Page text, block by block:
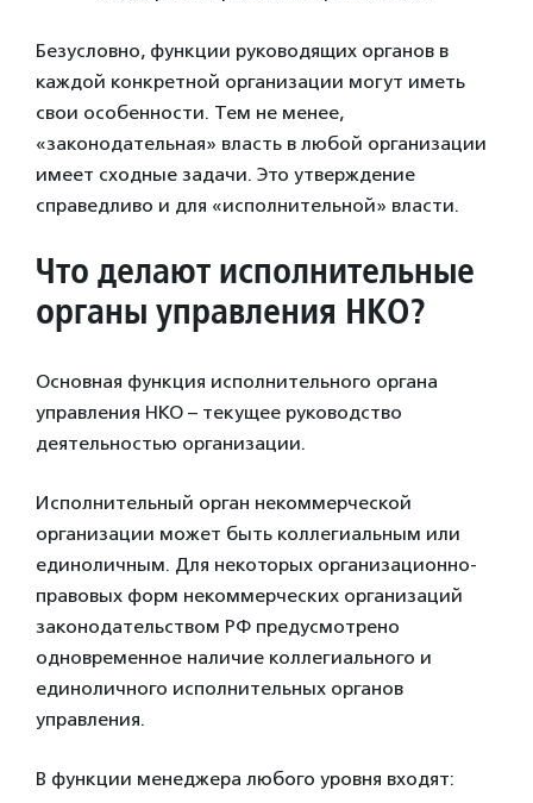
Безусловно, функции руководящих органов в
каждой конкретной организации могут иметь
свои особенности. Тем не менее,
«законодательная» власть в любой организации
имеет сходные задачи. Это утверждение
справедливо и для «исполнительной» власти.
Что делают исполнительные
органы управления НКО?
Основная функция исполнительного органа
управления НКО – текущее руководство
деятельностью организации.
Исполнительный орган некоммерческой
организации может быть коллегиальным или
единоличным. Для некоторых организационно-
правовых форм некоммерческих организаций
законодательством РФ предусмотрено
одновременное наличие коллегиального и
единоличного исполнительных органов
управления.
В функции менеджера любого уровня входят: